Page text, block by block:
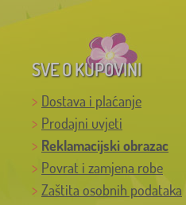
SVE O KUPOVINI
Dostava i plaćanje
Prodajni uvjeti
Reklamacijski obrazac
Povrat i zamjena robe
Zaštita osobnih podataka